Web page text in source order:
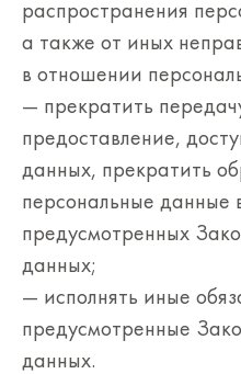
распространения
а также от иных
в отношении
— прекратить
предоставление,
данных, прекратить
персональные данные
предусмотренных
данных;
— исполнять иные
предусмотренные
данных.